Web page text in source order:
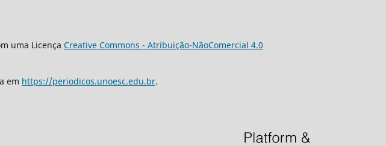
uma Licença Creative Commons - Atribuição-NãoComercial 4.0
em https://periodicos.unoesc.edu.br.